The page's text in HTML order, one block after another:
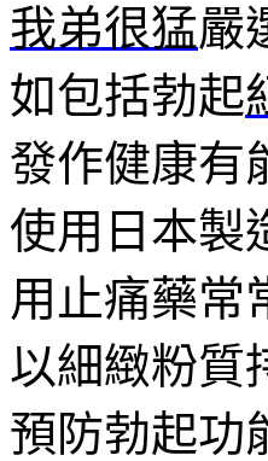
我弟很猛嚴
如包括勃起
發作健康有
使用日本製
用止痛藥常
以細緻粉質
預防勃起功